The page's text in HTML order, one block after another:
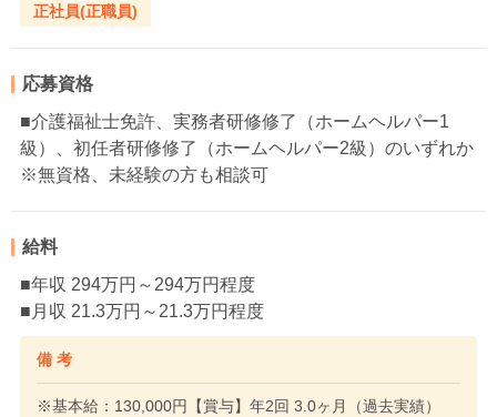
正社員(正職員)
応募資格
■介護福祉士免許、実務者研修修了（ホームヘルパー1
級）、初任者研修修了（ホームヘルパー2級）のいずれか
※無資格、未経験の方も相談可
給料
■年収 294万円～294万円程度
■月収 21.3万円～21.3万円程度
備 考
※基本給：130,000円【賞与】年2回 3.0ヶ月（過去実績）